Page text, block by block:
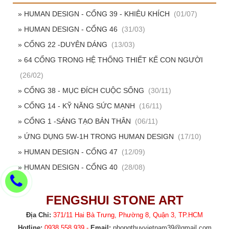
» HUMAN DESIGN - CỔNG 39 - KHIÊU KHÍCH
(01/07)
» HUMAN DESIGN - CỔNG 46
(31/03)
» CỔNG 22 -DUYÊN DÁNG
(13/03)
» 64 CỔNG TRONG HỆ THỐNG THIẾT KẾ CON NGƯỜI
(26/02)
» CỔNG 38 - MỤC ĐÍCH CUỘC SỐNG
(30/11)
» CỔNG 14 - KỸ NĂNG SỨC MẠNH
(16/11)
» CỔNG 1 -SÁNG TẠO BẢN THÂN
(06/11)
» ỨNG DỤNG 5W-1H TRONG HUMAN DESIGN
(17/10)
» HUMAN DESIGN - CỔNG 47
(12/09)
» HUMAN DESIGN - CỔNG 40 (28/08)
FENGSHUI STONE ART
Địa Chỉ: 371/11 Hai Bà Trưng, Phường 8, Quận 3, TP.HCM